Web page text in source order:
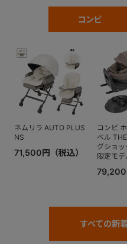
コンビ
ネムリラ AUTO PLUS
NS
71,500円
コンビ
ベル
グショ
限定モデ
79,200
すべての新